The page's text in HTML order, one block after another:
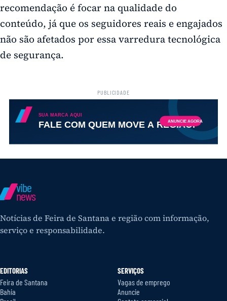
recomendação é focar na qualidade do
conteúdo, já que os seguidores reais e engajados
não são afetados por essa varredura tecnológica
de segurança.
PUBLICIDADE
vibe
news
Notícias de Feira de Santana e região com informação,
serviço e responsabilidade.
EDITORIAS
Feira de Santana
Bahia
SERVIÇOS
Vagas de emprego
Anuncie